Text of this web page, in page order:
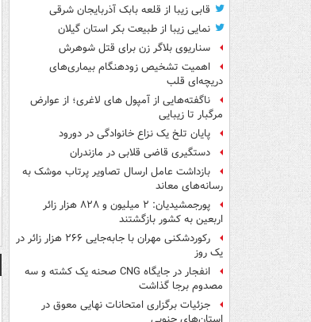
قابی زیبا از قلعه بابک آذربایجان شرقی
نمایی زیبا از طبیعت بکر استان گیلان
سناریوی بلاگر زن برای قتل شوهرش
اهمیت تشخیص زودهنگام بیماری‌های
دریچه‌ای قلب
ناگفته‌هایی از آمپول های لاغری؛ از عوارض
مرگبار تا زیبایی
پایان تلخ یک نزاع خانوادگی در دورود
دستگیری قاضی قلابی در مازندران
بازداشت عامل ارسال تصاویر پرتاب موشک به
رسانه‌های معاند
پورجمشیدیان: ۲ میلیون و ۸۲۸ هزار زائر
اربعین به کشور بازگشتند
رکوردشکنی مهران با جابه‌جایی ۲۶۶ هزار زائر در
یک روز
انفجار در جایگاه CNG صحنه یک کشته و سه
مصدوم برجا گذاشت
جزئیات برگزاری امتحانات نهایی معوق در